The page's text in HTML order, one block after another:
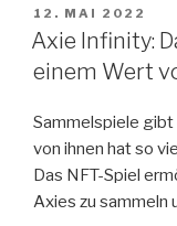
AM
12. MAI 2022
Axie Infinity:
einem Wert
Sammelspiele gibt
von ihnen hat so
Das NFT-Spiel
Axies zu sammeln